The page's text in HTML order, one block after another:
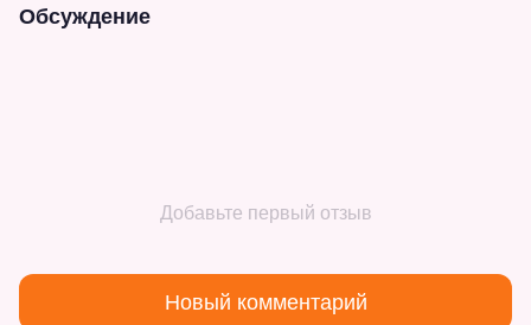
Обсуждение
Добавьте первый отзыв
Новый комментарий